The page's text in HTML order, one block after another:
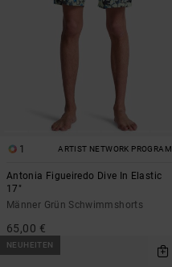
1 ARTIST NETWORK PROGRAM
Antonia Figueiredo Dive In Elastic
17"
Männer Grün Schwimmshorts
65,00 €
NEUHEITEN